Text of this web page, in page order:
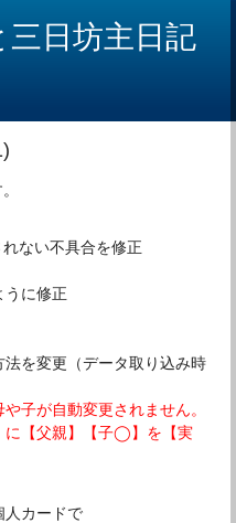
日坊主日記
ない不具合を修正
に修正
を変更（データ取り込み時
子が自動変更されません。
に【父親】【子◯】を【実
人カードで